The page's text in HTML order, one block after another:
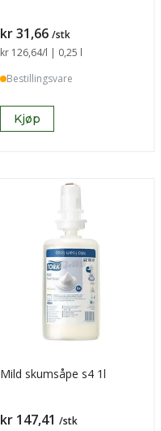
Pris
kr 31,66 /stk
Sammenligning pris
kr 126,64/l | 0,25 l
Bestillingsvare
Kjøp
Mild skumsåpe s4 1l
Pris
kr 147,41 /stk